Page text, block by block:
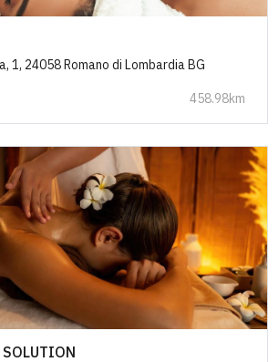
1, 24058 Romano di Lombardia BG
458.98km